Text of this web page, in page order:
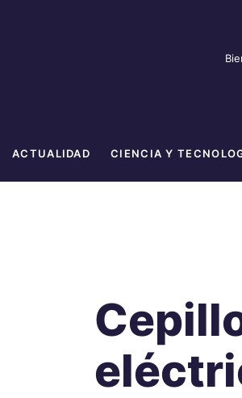
ACTUALIDAD CIENCIA Y